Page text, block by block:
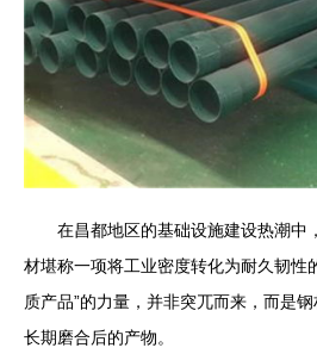
在昌都地区的基础设施建设热潮中
材堪称一项将工业密度转化为耐久韧性
质产品”的力量，并非突兀而来，而是
长期磨合后的产物。